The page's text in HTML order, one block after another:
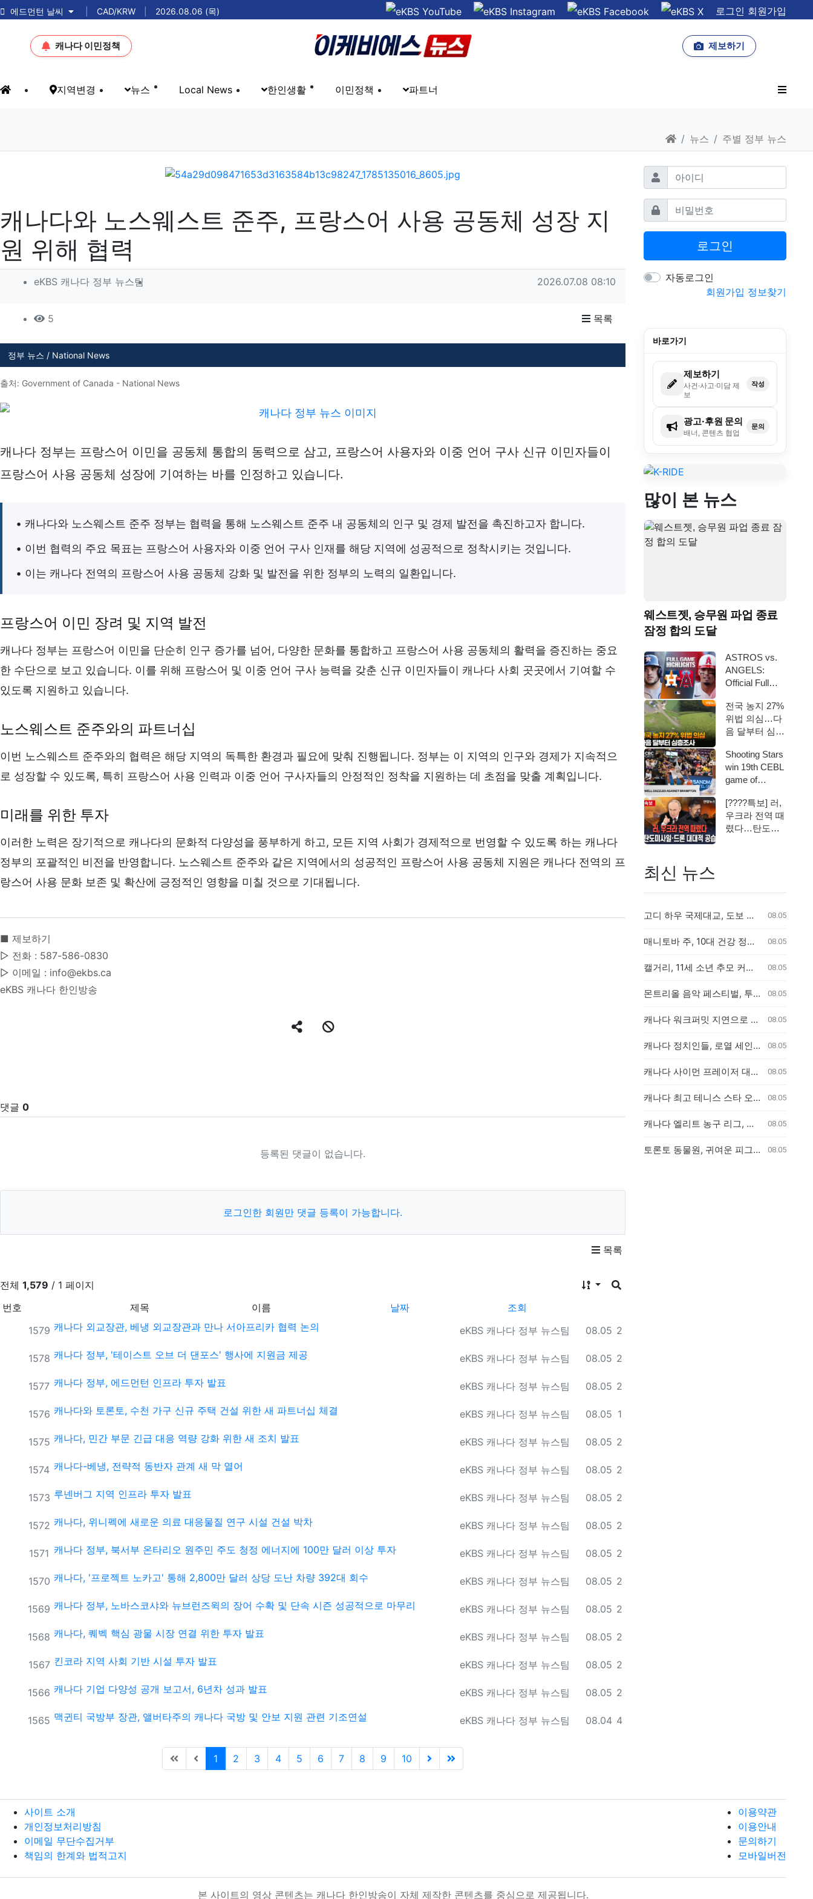
에드먼턴 날씨 CAD/KRW 2026.08.06 (목) 로그인 회원가입
캐나다 이민정책 제보하기
메인 메뉴지역변경 뉴스 Local News 한인생활 이민정책
파트너
전국 / 주별 정부 뉴스
홈으로
뉴스 주별 정부 뉴스
캐나다와 노스웨스트 준주, 프랑스어 사용 공동체 성장 지
원 위해 협력
eKBS 캐나다 정부 뉴스팀 2026.07.08 08:10
5 목록
본문
정부 뉴스 / National News
출처: Government of Canada - National News
캐나다 정부는 프랑스어 이민을 공동체 통합의 동력으로 삼고, 프랑스어 사용자와 이중 언어 구사 신규 이민자들이
프랑스어 사용 공동체 성장에 기여하는 바를 인정하고 있습니다.
• 캐나다와 노스웨스트 준주 정부는 협력을 통해 노스웨스트 준주 내 공동체의 인구 및 경제 발전을 촉진하고자 합니다.
• 이번 협력의 주요 목표는 프랑스어 사용자와 이중 언어 구사 인재를 해당 지역에 성공적으로 정착시키는 것입니다.
• 이는 캐나다 전역의 프랑스어 사용 공동체 강화 및 발전을 위한 정부의 노력의 일환입니다.
프랑스어 이민 장려 및 지역 발전
캐나다 정부는 프랑스어 이민을 단순히 인구 증가를 넘어, 다양한 문화를 통합하고 프랑스어 사용 공동체의 활력을 증진하는 중요
한 수단으로 보고 있습니다. 이를 위해 프랑스어 및 이중 언어 구사 능력을 갖춘 신규 이민자들이 캐나다 사회 곳곳에서 기여할 수
있도록 지원하고 있습니다.
노스웨스트 준주와의 파트너십
이번 노스웨스트 준주와의 협력은 해당 지역의 독특한 환경과 필요에 맞춰 진행됩니다. 정부는 이 지역의 인구와 경제가 지속적으
로 성장할 수 있도록, 특히 프랑스어 사용 인력과 이중 언어 구사자들의 안정적인 정착을 지원하는 데 초점을 맞출 계획입니다.
미래를 위한 투자
이러한 노력은 장기적으로 캐나다의 문화적 다양성을 풍부하게 하고, 모든 지역 사회가 경제적으로 번영할 수 있도록 하는 캐나다
정부의 포괄적인 비전을 반영합니다. 노스웨스트 준주와 같은 지역에서의 성공적인 프랑스어 사용 공동체 지원은 캐나다 전역의 프
랑스어 사용 문화 보존 및 확산에 긍정적인 영향을 미칠 것으로 기대됩니다.
■ 제보하기
▷ 전화 : 587-586-0830
▷ 이메일 : info@ekbs.ca
eKBS 캐나다 한인방송
댓글 0
등록된 댓글이 없습니다.
로그인한 회원만 댓글 등록이 가능합니다.
목록
전체 1,579 / 1 페이지
게시물 정렬
번호 제목 이름 날짜
조회
번호
1579 캐나다 외교장관, 베냉 외교장관과 만나 서아프리카 협력 논의 등록자
eKBS 캐나다 정부 뉴스팀 등록일
08.05 조회
2
번호
1578 캐나다 정부, '테이스트 오브 더 댄포스' 행사에 지원금 제공 등록자
eKBS 캐나다 정부 뉴스팀 등록일
08.05 조회
2
번호
1577 캐나다 정부, 에드먼턴 인프라 투자 발표 등록자
eKBS 캐나다 정부 뉴스팀 등록일
08.05 조회
2
번호
1576 캐나다와 토론토, 수천 가구 신규 주택 건설 위한 새 파트너십 체결 등록자
eKBS 캐나다 정부 뉴스팀 등록일
08.05 조회
1
번호
1575 캐나다, 민간 부문 긴급 대응 역량 강화 위한 새 조치 발표 등록자
eKBS 캐나다 정부 뉴스팀 등록일
08.05 조회
2
번호
1574 캐나다-베냉, 전략적 동반자 관계 새 막 열어 등록자
eKBS 캐나다 정부 뉴스팀 등록일
08.05 조회
2
번호
1573 루넨버그 지역 인프라 투자 발표 등록자
eKBS 캐나다 정부 뉴스팀 등록일
08.05 조회
2
번호
1572 캐나다, 위니펙에 새로운 의료 대응물질 연구 시설 건설 박차 등록자
eKBS 캐나다 정부 뉴스팀 등록일
08.05 조회
2
번호
1571 캐나다 정부, 북서부 온타리오 원주민 주도 청정 에너지에 100만 달러 이상 투자 등록자
eKBS 캐나다 정부 뉴스팀 등록일
08.05 조회
2
번호
1570 캐나다, '프로젝트 노카고' 통해 2,800만 달러 상당 도난 차량 392대 회수 등록자
eKBS 캐나다 정부 뉴스팀 등록일
08.05 조회
2
번호
1569 캐나다 정부, 노바스코샤와 뉴브런즈윅의 장어 수확 및 단속 시즌 성공적으로 마무리 등록자
eKBS 캐나다 정부 뉴스팀 등록일
08.05 조회
2
번호
1568 캐나다, 퀘벡 핵심 광물 시장 연결 위한 투자 발표 등록자
eKBS 캐나다 정부 뉴스팀 등록일
08.05 조회
2
번호
1567 킨코라 지역 사회 기반 시설 투자 발표 등록자
eKBS 캐나다 정부 뉴스팀 등록일
08.05 조회
2
번호
1566 캐나다 기업 다양성 공개 보고서, 6년차 성과 발표 등록자
eKBS 캐나다 정부 뉴스팀 등록일
08.05 조회
2
번호
1565 맥귄티 국방부 장관, 앨버타주의 캐나다 국방 및 안보 지원 관련 기조연설 등록자
eKBS 캐나다 정부 뉴스팀 등록일
08.04 조회
4
1 (current)
2 3 4 5 6 7 8 9 10 (next)
아이디 필수
비밀번호필수
로그인
자동로그인
회원가입 정보찾기
바로가기
제보하기
사건·사고·미담 제
보
작성
광고·후원 문의
배너, 콘텐츠 협업
문의
많이 본 뉴스
웨스트젯, 승무원 파업 종료
잠정 합의 도달
ASTROS vs.
ANGELS:
Official Full
전국 농지 27%
위법 의심…다
음 달부터 심층
스TV (Yonh…
Shooting Stars
win 19th CEBL
game of
[????특보] 러,
우크라 전역 때
렸다…탄도미
최신 뉴스
고디 하우 국제대교, 도보 및 자전거 이용자 첫 통행 역사 새기다 08.05
매니토바 주, 10대 건강 정보 사생활 침해 학군 계획 무효화 08.05
캘거리, 11세 소년 추모 커뮤니티 추모식 개최 08.05
몬트리올 음악 페스티벌, 투명 가방 규정에 팬들 불만 08.05
캐나다 워크퍼밋 지연으로 2만 달러 출산 비용 부담 위기 퀘벡 커플 08.05
캐나다 정치인들, 로열 세인트 존스 레가타에 총집결 08.05
캐나다 사이먼 프레이저 대학, 48명의 신입생으로 새 의과대학 개교 08.05
캐나다 최고 테니스 스타 오제-알리아심, 훈련 중 허리 부상으로 내셔널 오픈 기권 08.05
캐나다 엘리트 농구 리그, 예상 밖의 전력 누수로 우승 경쟁 판도 변화 08.05
토론토 동물원, 귀여운 피그미 하마 새끼 탄생 08.05
사이트 소개
개인정보처리방침
이메일 무단수집거부
책임의 한계와 법적고지
이용약관
이용안내
문의하기
모바일버전
본 사이트의 영상 콘텐츠는 캐나다 한인방송이 자체 제작한 콘텐츠를 중심으로 제공됩니다.